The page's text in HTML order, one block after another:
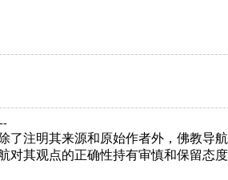
了注明其来源和原始作者外，佛教导
其观点的正确性持有审慎和保留态